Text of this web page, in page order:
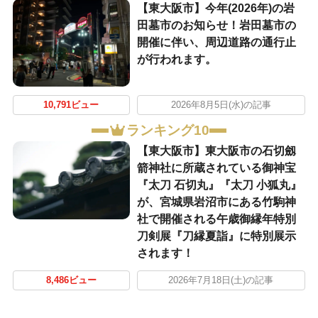
【東大阪市】今年(2026年)の岩
田墓市のお知らせ！岩田墓市の
開催に伴い、周辺道路の通行止
が行われます。
10,791ビュー 2026年8月5日(水)の記事
ランキング10
【東大阪市】東大阪市の石切劔
箭神社に所蔵されている御神宝
『太刀 石切丸』『太刀 小狐丸』
が、宮城県岩沼市にある竹駒神
社で開催される午歳御縁年特別
刀剣展『刀縁夏詣』に特別展示
されます！
8,486ビュー 2026年7月18日(土)の記事